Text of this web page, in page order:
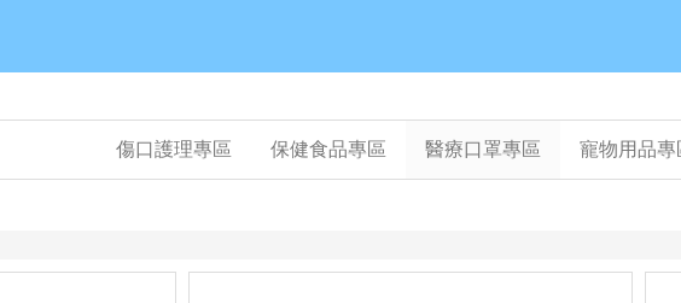
傷口護理專區 保健食品專區 醫療口罩專區 寵物用品專